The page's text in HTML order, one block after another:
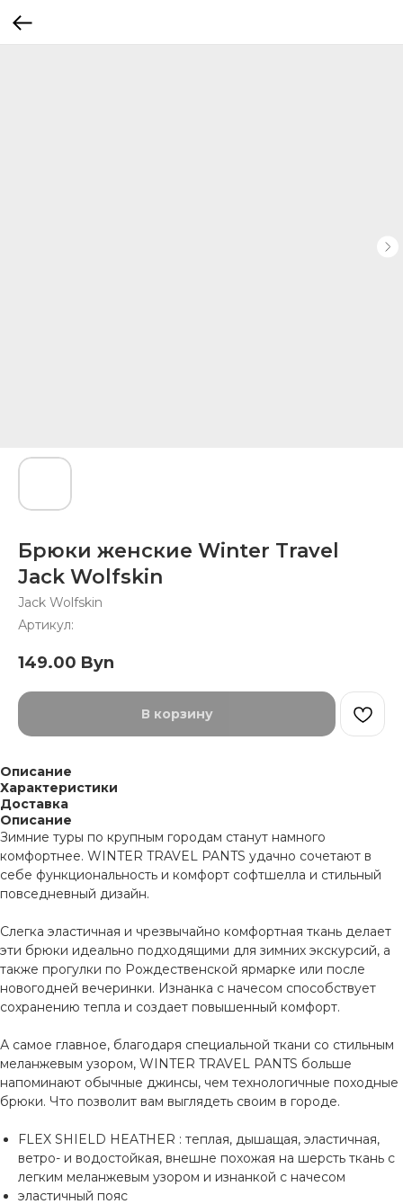
Брюки женские Winter Travel
Jack Wolfskin
Jack Wolfskin
Артикул:
149.00 Byn
В корзину
Описание
Характеристики
Доставка
Описание
Зимние туры по крупным городам станут намного
комфортнее. WINTER TRAVEL PANTS удачно сочетают в
себе функциональность и комфорт софтшелла и стильный
повседневный дизайн.
Слегка эластичная и чрезвычайно комфортная ткань делает
эти брюки идеально подходящими для зимних экскурсий, а
также прогулки по Рождественской ярмарке или после
новогодней вечеринки. Изнанка с начесом способствует
сохранению тепла и создает повышенный комфорт.
А самое главное, благодаря специальной ткани со стильным
меланжевым узором, WINTER TRAVEL PANTS больше
напоминают обычные джинсы, чем технологичные походные
брюки. Что позволит вам выглядеть своим в городе.
FLEX SHIELD HEATHER : теплая, дышащая, эластичная,
ветро- и водостойкая, внешне похожая на шерсть ткань с
легким меланжевым узором и изнанкой с начесом
эластичный пояс